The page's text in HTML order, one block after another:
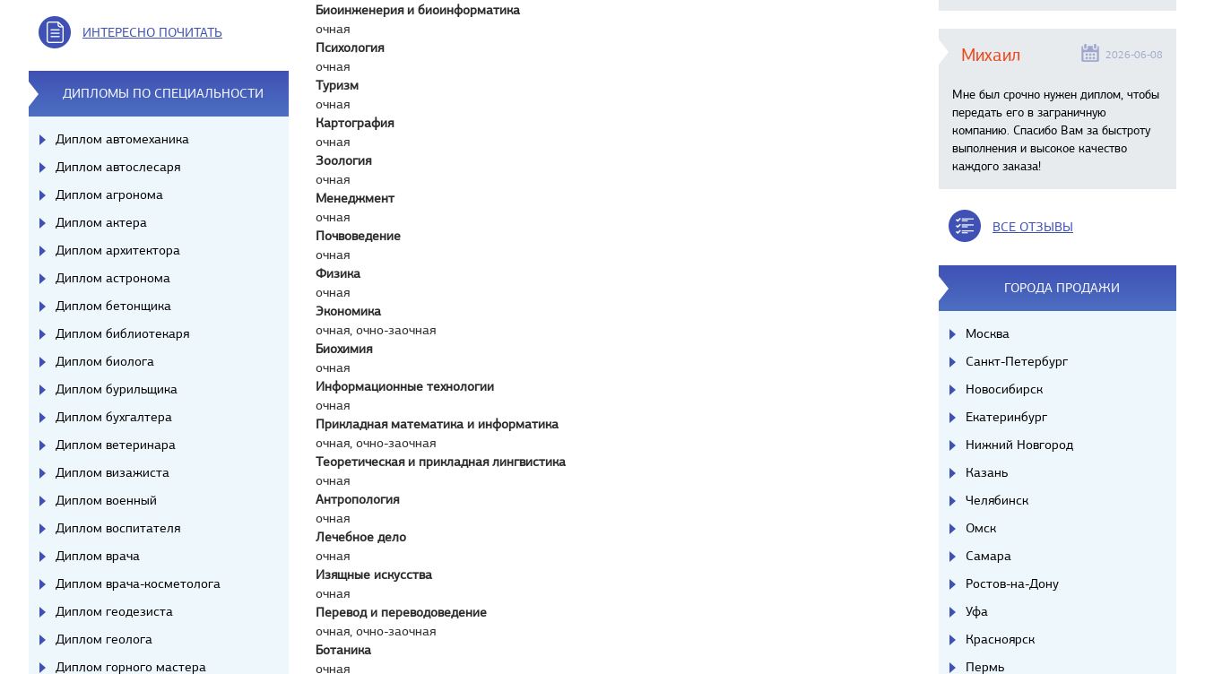
Биоинженерия и биоинформатика
очная
Психология
очная
Туризм
очная
Картография
очная
Зоология
очная
Менеджмент
очная
Почвоведение
очная
Физика
очная
Экономика
очная, очно-заочная
Биохимия
очная
Информационные технологии
очная
Прикладная математика и информатика
очная, очно-заочная
Теоретическая и прикладная лингвистика
очная
Антропология
очная
Лечебное дело
очная
Изящные искусства
очная
Перевод и переводоведение
очная, очно-заочная
Ботаника
очная
ИНТЕРЕСНО ПОЧИТАТЬ
ДИПЛОМЫ ПО СПЕЦИАЛЬНОСТИ
Диплом автомеханика
Диплом автослесаря
Диплом агронома
Диплом актера
Диплом архитектора
Диплом астронома
Диплом бетонщика
Диплом библиотекаря
Диплом биолога
Диплом бурильщика
Диплом бухгалтера
Диплом ветеринара
Диплом визажиста
Диплом военный
Диплом воспитателя
Диплом врача
Диплом врача-косметолога
Диплом геодезиста
Диплом геолога
Диплом горного мастера
Михаил 2026-06-08
Мне был срочно нужен диплом, чтобы
передать его в заграничную
компанию. Спасибо Вам за быстроту
выполнения и высокое качество
каждого заказа!
ВСЕ ОТЗЫВЫ
ГОРОДА ПРОДАЖИ
Москва
Санкт-Петербург
Новосибирск
Екатеринбург
Нижний Новгород
Казань
Челябинск
Омск
Самара
Ростов-на-Дону
Уфа
Красноярск
Пермь